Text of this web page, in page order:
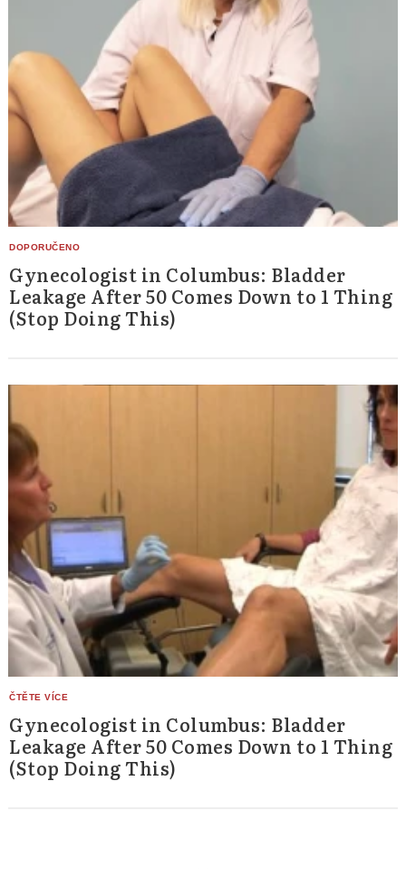
Gynecologist in Columbus: Bladder
Leakage After 50 Comes Down to 1 Thing
(Stop Doing This)
Gynecologist in Columbus: Bladder
Leakage After 50 Comes Down to 1 Thing
(Stop Doing This)